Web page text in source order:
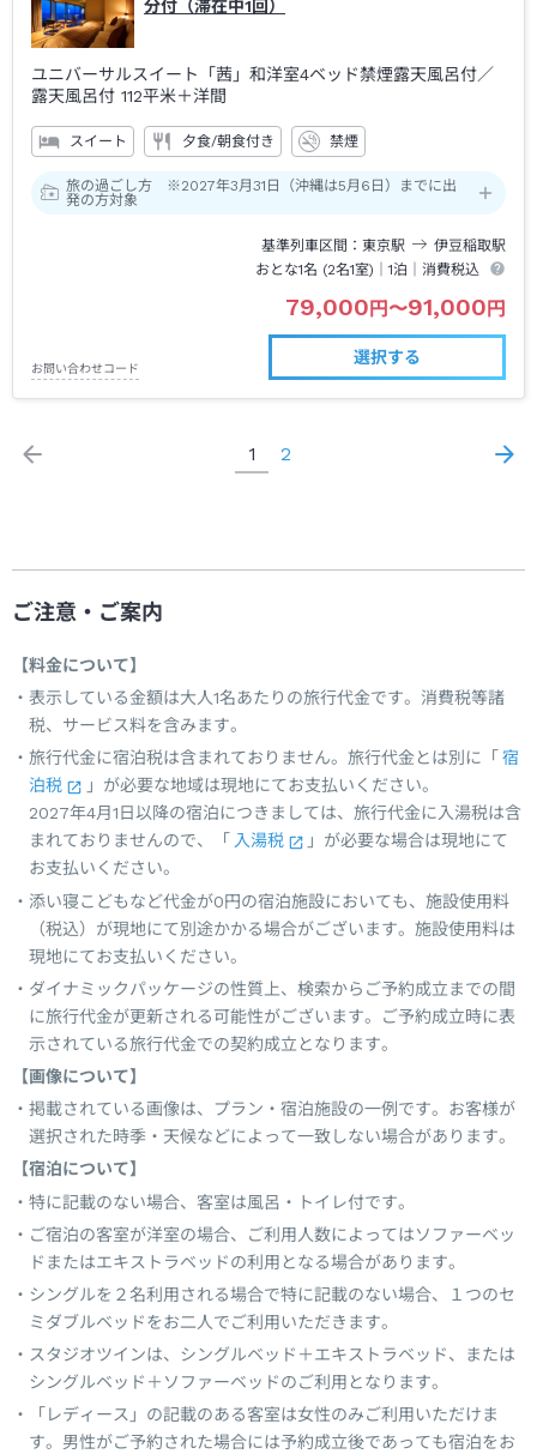
分付（滞在中1回）
ユニバーサルスイート「茜」和洋室4ベッド禁煙露天風呂付／
露天風呂付 112平米＋洋間
スイート 夕食/朝食付き 禁煙
旅の過ごし方 ※2027年3月31日（沖縄は5月6日）までに出
発の方対象
基準列車区間 東京駅 伊豆稲取駅
おとな1名 (2名1室)｜1泊 ｜消費税込
79,000円〜91,000円
お問い合わせコード
選択する
1 2
ご注意・ご案内
【料金について】
表示している金額は大人1名あたりの旅行代金です。消費税等諸
税、サービス料を含みます。
旅行代金に宿泊税は含まれておりません。旅行代金とは別に「 宿
泊税
」が必要な地域は現地にてお支払いください。
2027年4月1日以降の宿泊につきましては、旅行代金に入湯税は含
まれておりませんので、「 入湯税
」が必要な場合は現地にて
お支払いください。
添い寝こどもなど代金が0円の宿泊施設においても、施設使用料
（税込）が現地にて別途かかる場合がございます。施設使用料は
現地にてお支払いください。
ダイナミックパッケージの性質上、検索からご予約成立までの間
に旅行代金が更新される可能性がございます。ご予約成立時に表
示されている旅行代金での契約成立となります。
【画像について】
掲載されている画像は、プラン・宿泊施設の一例です。お客様が
選択された時季・天候などによって一致しない場合があります。
【宿泊について】
特に記載のない場合、客室は風呂・トイレ付です。
ご宿泊の客室が洋室の場合、ご利用人数によってはソファーベッ
ドまたはエキストラベッドの利用となる場合があります。
シングルを２名利用される場合で特に記載のない場合、１つのセ
ミダブルベッドをお二人でご利用いただきます。
スタジオツインは、シングルベッド＋エキストラベッド、または
シングルベッド＋ソファーベッドのご利用となります。
「レディース」の記載のある客室は女性のみご利用いただけま
す。男性がご予約された場合には予約成立後であっても宿泊をお